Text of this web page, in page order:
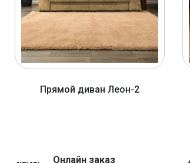
Прямой диван Леон-2
Онлайн заказ